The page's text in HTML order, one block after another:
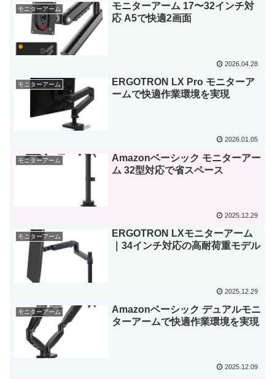
モニターアーム
モニターアーム 17〜32インチ対
応 A5で快適2画面
2026.04.28
モニターアーム
ERGOTRON LX Pro モニターア
ームで快適作業環境を実現
2026.01.05
モニターアーム
Amazonベーシック モニターアー
ム 32型対応で省スペース
2025.12.29
モニターアーム
ERGOTRON LXモニターアーム
｜34インチ対応の高耐荷重モデル
2025.12.29
モニターアーム
Amazonベーシック デュアルモニ
ターアームで快適作業環境を実現
2025.12.09